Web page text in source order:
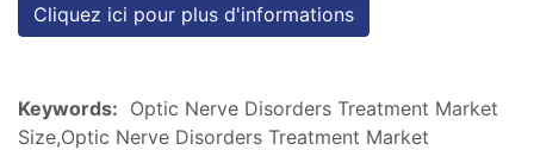
Cliquez ici pour plus d'informations
Keywords: Optic Nerve Disorders Treatment Market
Size,Optic Nerve Disorders Treatment Market